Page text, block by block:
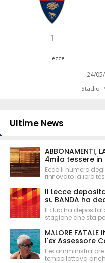
1
Lecce
24/
Stadio
Ultime News
ABBONAMENTI,
4mila tessere in
Ecco il numero
rinnovato la loro
Il Lecce deposita
su BANDA ha
Il club ha
stagione che sta
MALORE
l'ex Assessore
L'ex
tempo lottava